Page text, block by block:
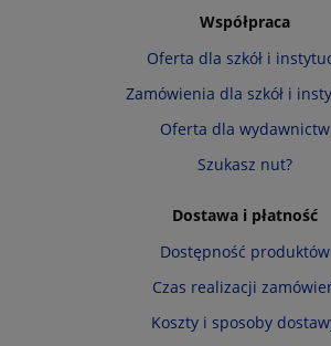
Współpraca
Oferta dla szkół i
Zamówienia dla szkół i
Oferta dla wydawnictw
Szukasz nut?
Dostawa i płatność
Dostępność produktów
Czas realizacji
Koszty i sposoby